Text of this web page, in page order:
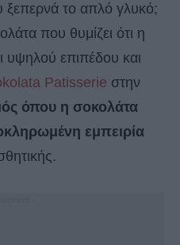
ξεπερνά το απλό γλυκό;
που θυμίζει ότι η
υψηλού επιπέδου και
Patisserie στην
όπου η σοκολάτα
εμπειρία